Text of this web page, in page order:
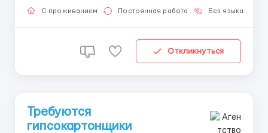
Pesel / Парагр...
С проживанием Постоянная работа Без языка
Откликнуться
Требуются
гипсокартонщики